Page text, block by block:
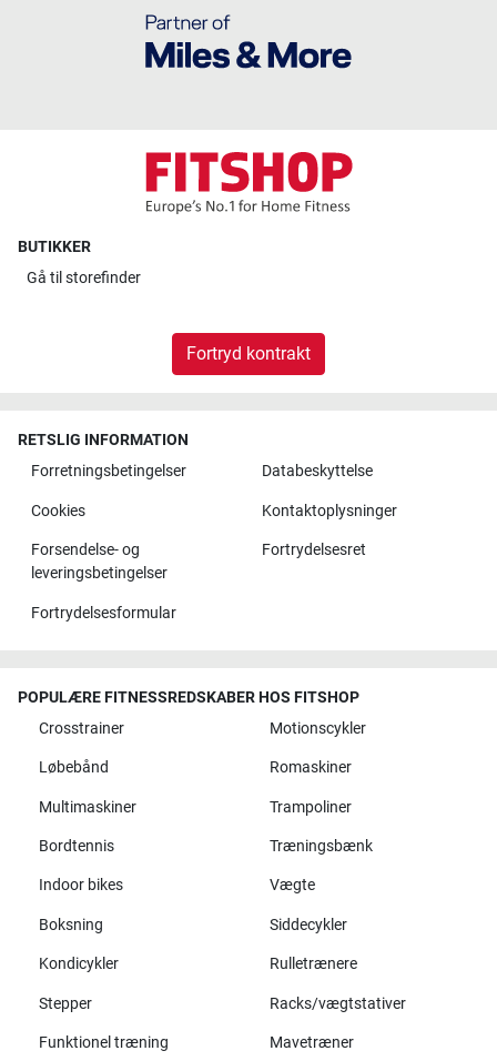
BUTIKKER
Gå til storefinder
Fortryd kontrakt
RETSLIG INFORMATION
Forretningsbetingelser
Databeskyttelse
Cookies Kontaktoplysninger
Forsendelse- og
leveringsbetingelser
Fortrydelsesret
Fortrydelsesformular
POPULÆRE FITNESSREDSKABER HOS FITSHOP
Crosstrainer
Motionscykler
Løbebånd Romaskiner
Multimaskiner Trampoliner
Bordtennis Træningsbænk
Indoor bikes Vægte
Boksning Siddecykler
Kondicykler Rulletrænere
Stepper Racks/vægtstativer
Funktionel træning Mavetræner